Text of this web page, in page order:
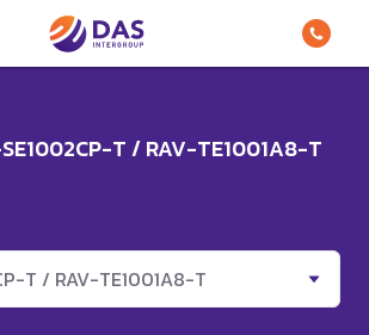
T / RAV-TE1001A8-T
T / RAV-TE1001A8-T